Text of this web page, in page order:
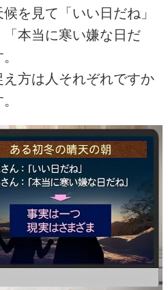
を見て「いい日だね」
本当に寒い嫌な日だ
方は人それぞれですか